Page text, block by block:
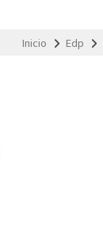
Inicio Edp